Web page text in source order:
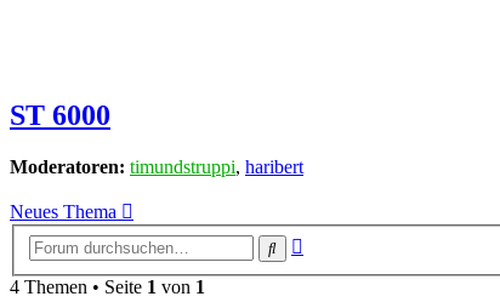
ST 6000
Moderatoren: timundstruppi, haribert
Neues Thema
Suche
4 Themen • Seite 1 von 1